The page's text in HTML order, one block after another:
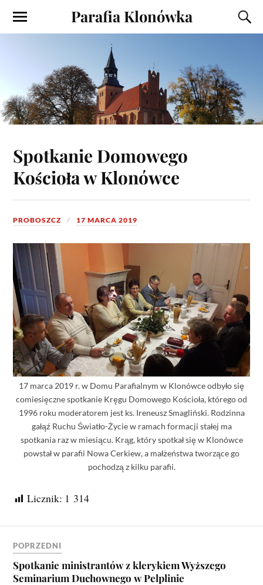
Parafia Klonówka
Spotkanie Domowego
Kościoła w Klonówce
PROBOSZCZ 17 MARCA 2019
17 marca 2019 r. w Domu Parafialnym w Klonówce odbyło się
comiesięczne spotkanie Kręgu Domowego Kościoła, którego od
1996 roku moderatorem jest ks. Ireneusz Smagliński. Rodzinna
gałąź Ruchu Światło-Życie w ramach formacji stałej ma
spotkania raz w miesiącu. Krąg, który spotkał się w Klonówce
powstał w parafii Nowa Cerkiew, a małżeństwa tworzące go
pochodzą z kilku parafii.
Licznik: 1 314
POPRZEDNI
Spotkanie ministrantów z klerykiem Wyższego
Seminarium Duchownego w Pelplinie